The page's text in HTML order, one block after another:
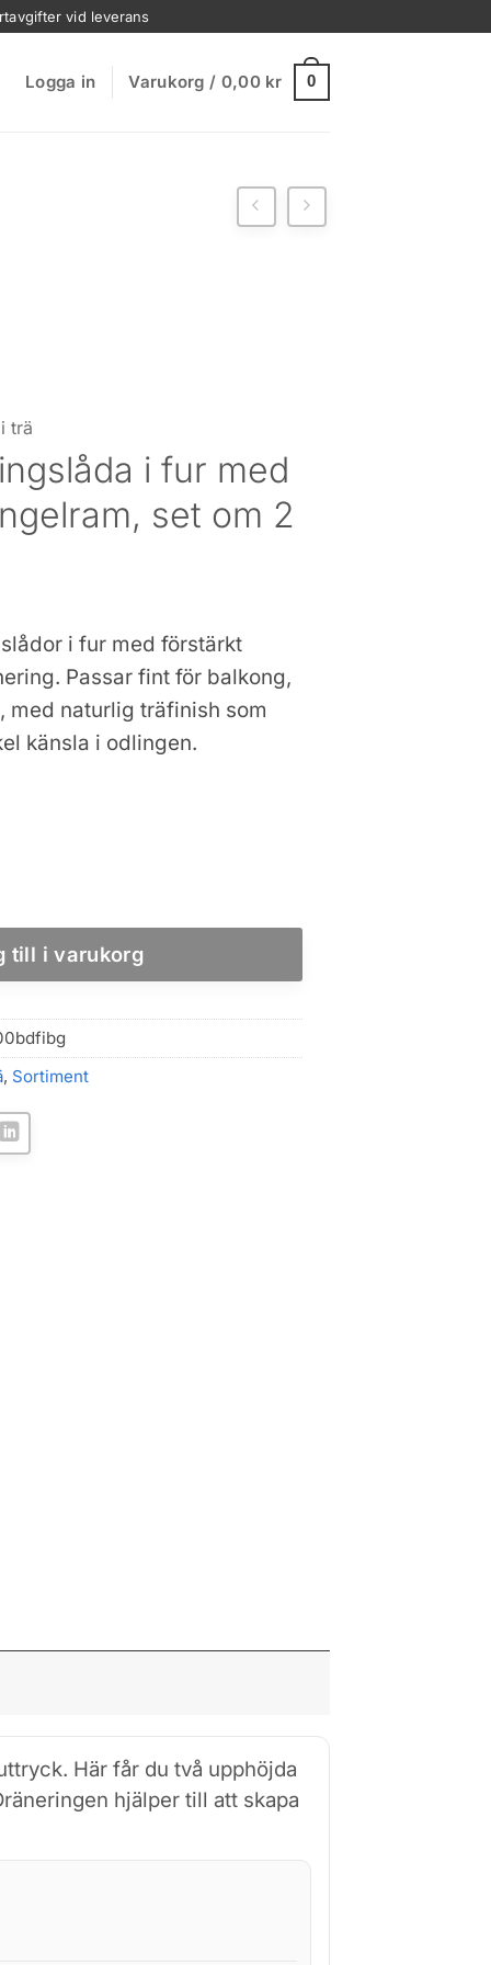
vid leverans
Logga in Varukorg / 0,00 kr 0
trä
i fur med
set om 2
i fur med förstärkt
Passar fint för balkong,
med naturlig träfinish som
känsla i odlingen.
till i varukorg
, Sortiment
Här får du två upphöjda
hjälper till att skapa